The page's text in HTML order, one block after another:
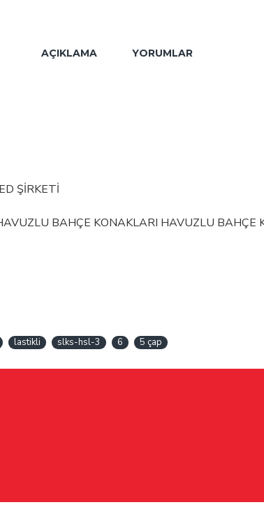
AÇIKLAMA YORUMLAR
ŞİRKETİ
BAHÇE KONAKLARI HAVUZLU
lastikli slks-hsl-3 6 5 çap